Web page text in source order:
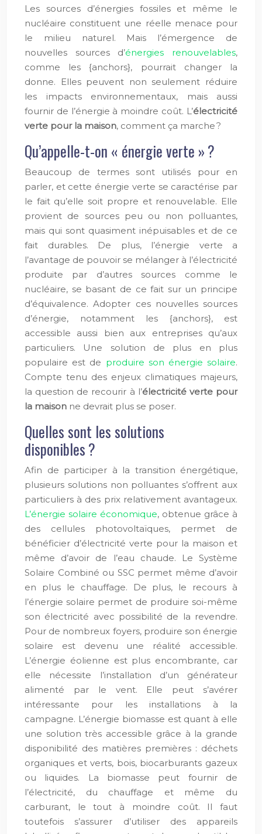
Les sources d’énergies fossiles et même le
nucléaire constituent une réelle menace pour
le milieu naturel. Mais l’émergence de
nouvelles sources d’énergies renouvelables,
comme les {anchors}, pourrait changer la
donne. Elles peuvent non seulement réduire
les impacts environnementaux, mais aussi
fournir de l’énergie à moindre coût. L’électricité
verte pour la maison, comment ça marche ?
Qu’appelle-t-on « énergie verte » ?
Beaucoup de termes sont utilisés pour en
parler, et cette énergie verte se caractérise par
le fait qu’elle soit propre et renouvelable. Elle
provient de sources peu ou non polluantes,
mais qui sont quasiment inépuisables et de ce
fait durables. De plus, l’énergie verte a
l’avantage de pouvoir se mélanger à l’électricité
produite par d’autres sources comme le
nucléaire, se basant de ce fait sur un principe
d’équivalence. Adopter ces nouvelles sources
d’énergie, notamment les {anchors}, est
accessible aussi bien aux entreprises qu’aux
particuliers. Une solution de plus en plus
populaire est de produire son énergie solaire.
Compte tenu des enjeux climatiques majeurs,
la question de recourir à l’électricité verte pour
la maison ne devrait plus se poser.
Quelles sont les solutions
disponibles ?
Afin de participer à la transition énergétique,
plusieurs solutions non polluantes s’offrent aux
particuliers à des prix relativement avantageux.
L’énergie solaire économique, obtenue grâce à
des cellules photovoltaïques, permet de
bénéficier d’électricité verte pour la maison et
même d’avoir de l’eau chaude. Le Système
Solaire Combiné ou SSC permet même d’avoir
en plus le chauffage. De plus, le recours à
l’énergie solaire permet de produire soi-même
son électricité avec possibilité de la revendre.
Pour de nombreux foyers, produire son énergie
solaire est devenu une réalité accessible.
L’énergie éolienne est plus encombrante, car
elle nécessite l’installation d’un générateur
alimenté par le vent. Elle peut s’avérer
intéressante pour les installations à la
campagne. L’énergie biomasse est quant à elle
une solution très accessible grâce à la grande
disponibilité des matières premières : déchets
organiques et verts, bois, biocarburants gazeux
ou liquides. La biomasse peut fournir de
l’électricité, du chauffage et même du
carburant, le tout à moindre coût. Il faut
toutefois s’assurer d’utiliser des appareils